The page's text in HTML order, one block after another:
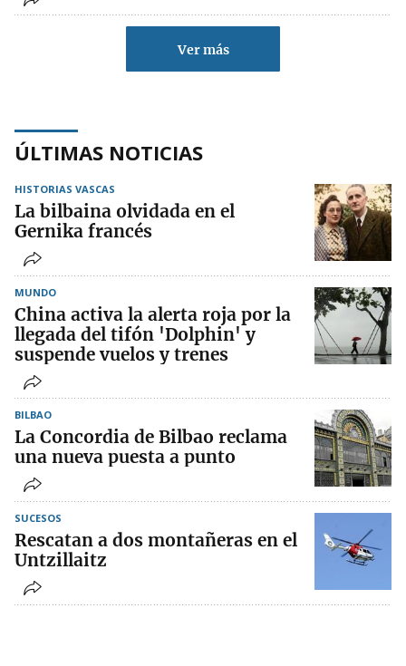
Ver más
ÚLTIMAS NOTICIAS
HISTORIAS VASCAS
La bilbaina olvidada en el
Gernika francés
MUNDO
China activa la alerta roja por la
llegada del tifón 'Dolphin' y
suspende vuelos y trenes
BILBAO
La Concordia de Bilbao reclama
una nueva puesta a punto
SUCESOS
Rescatan a dos montañeras en el
Untzillaitz